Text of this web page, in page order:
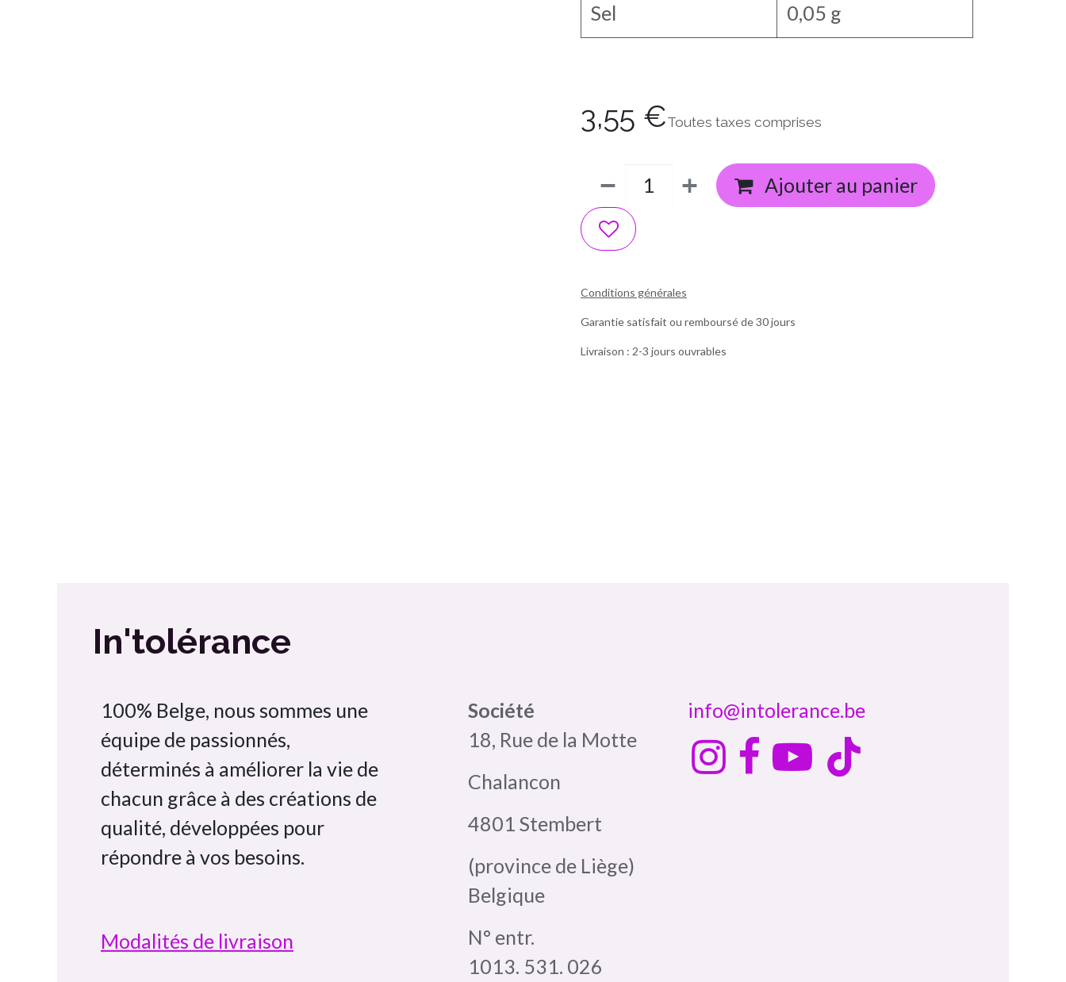
Sel 0,05 g
3,55 €Toutes taxes comprises
Ajouter au panier
Conditions générales
Garantie satisfait ou remboursé de 30 jours
Livraison : 2-3 jours ouvrables
In'tolérance
100% Belge, nous sommes une
équipe de passionnés,
déterminés à améliorer la vie de
chacun grâce à des créations de
qualité, développées pour
répondre à vos besoins.
Modalités de livraison
info@intolerance.be
Société
18, Rue de la Motte
Chalancon
4801 Stembert
(province de Liège)
Belgique
N° entr.
1013. 531. 026